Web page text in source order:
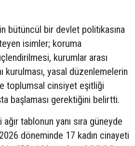
bütüncül bir devlet politikasına
isimler; koruma
kurumlar arası
kurulması, yasal düzenlemelerin
toplumsal cinsiyet eşitliği
başlaması gerektiğini belirtti.
ağır tablonun yanı sıra güneyde
döneminde 17 kadın cinayeti